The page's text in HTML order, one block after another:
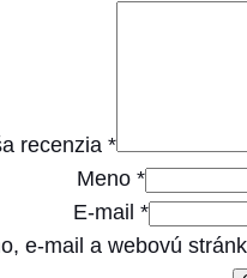
s
e
d
2
recenzia *
Meno *
E-mail *
e-mail a webovú